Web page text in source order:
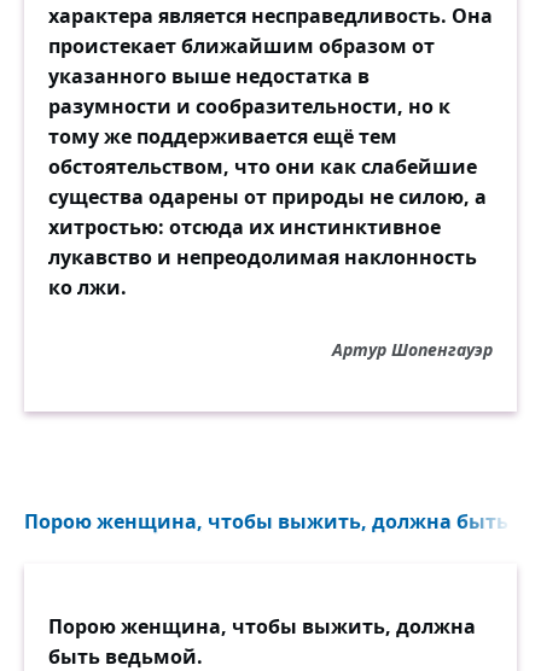
характера является несправедливость. Она
проистекает ближайшим образом от
указанного выше недостатка в
разумности и сообразительности, но к
тому же поддерживается ещё тем
обстоятельством, что они как слабейшие
существа одарены от природы не силою, а
хитростью: отсюда их инстинктивное
лукавство и непреодолимая наклонность
ко лжи.
Артур Шопенгауэр
Порою женщина, чтобы выжить, должна быть
Порою женщина, чтобы выжить, должна
быть ведьмой.